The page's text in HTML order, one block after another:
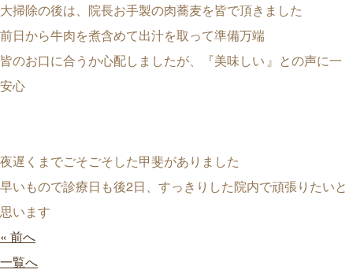
大掃除の後は、院長お手製の肉蕎麦を皆で頂きました
前日から牛肉を煮含めて出汁を取って準備万端
皆のお口に合うか心配しましたが、『美味しい 』との声に一
安心
夜遅くまでごそごそした甲斐がありました
早いもので診療日も後2日、すっきりした院内で頑張りたいと
思います
« 前へ
一覧へ